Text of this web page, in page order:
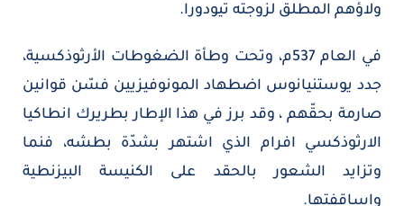
ولاؤهم المطلق لزوجته تيودورا.
في العام 537م، وتحت وطأة الضغوطات الأرثوذكسية،
جدد يوستنيانوس اضطهاد المونوفيزيين فسّن قوانين
صارمة بحقّهم ، وقد برز في هذا الإطار بطريرك انطاكيا
الارثوذكسي افرام الذي اشتهر بشدّة بطشه، فنما
وتزايد الشعور بالحقد على الكنيسة البيزنطية
واساقفتها.